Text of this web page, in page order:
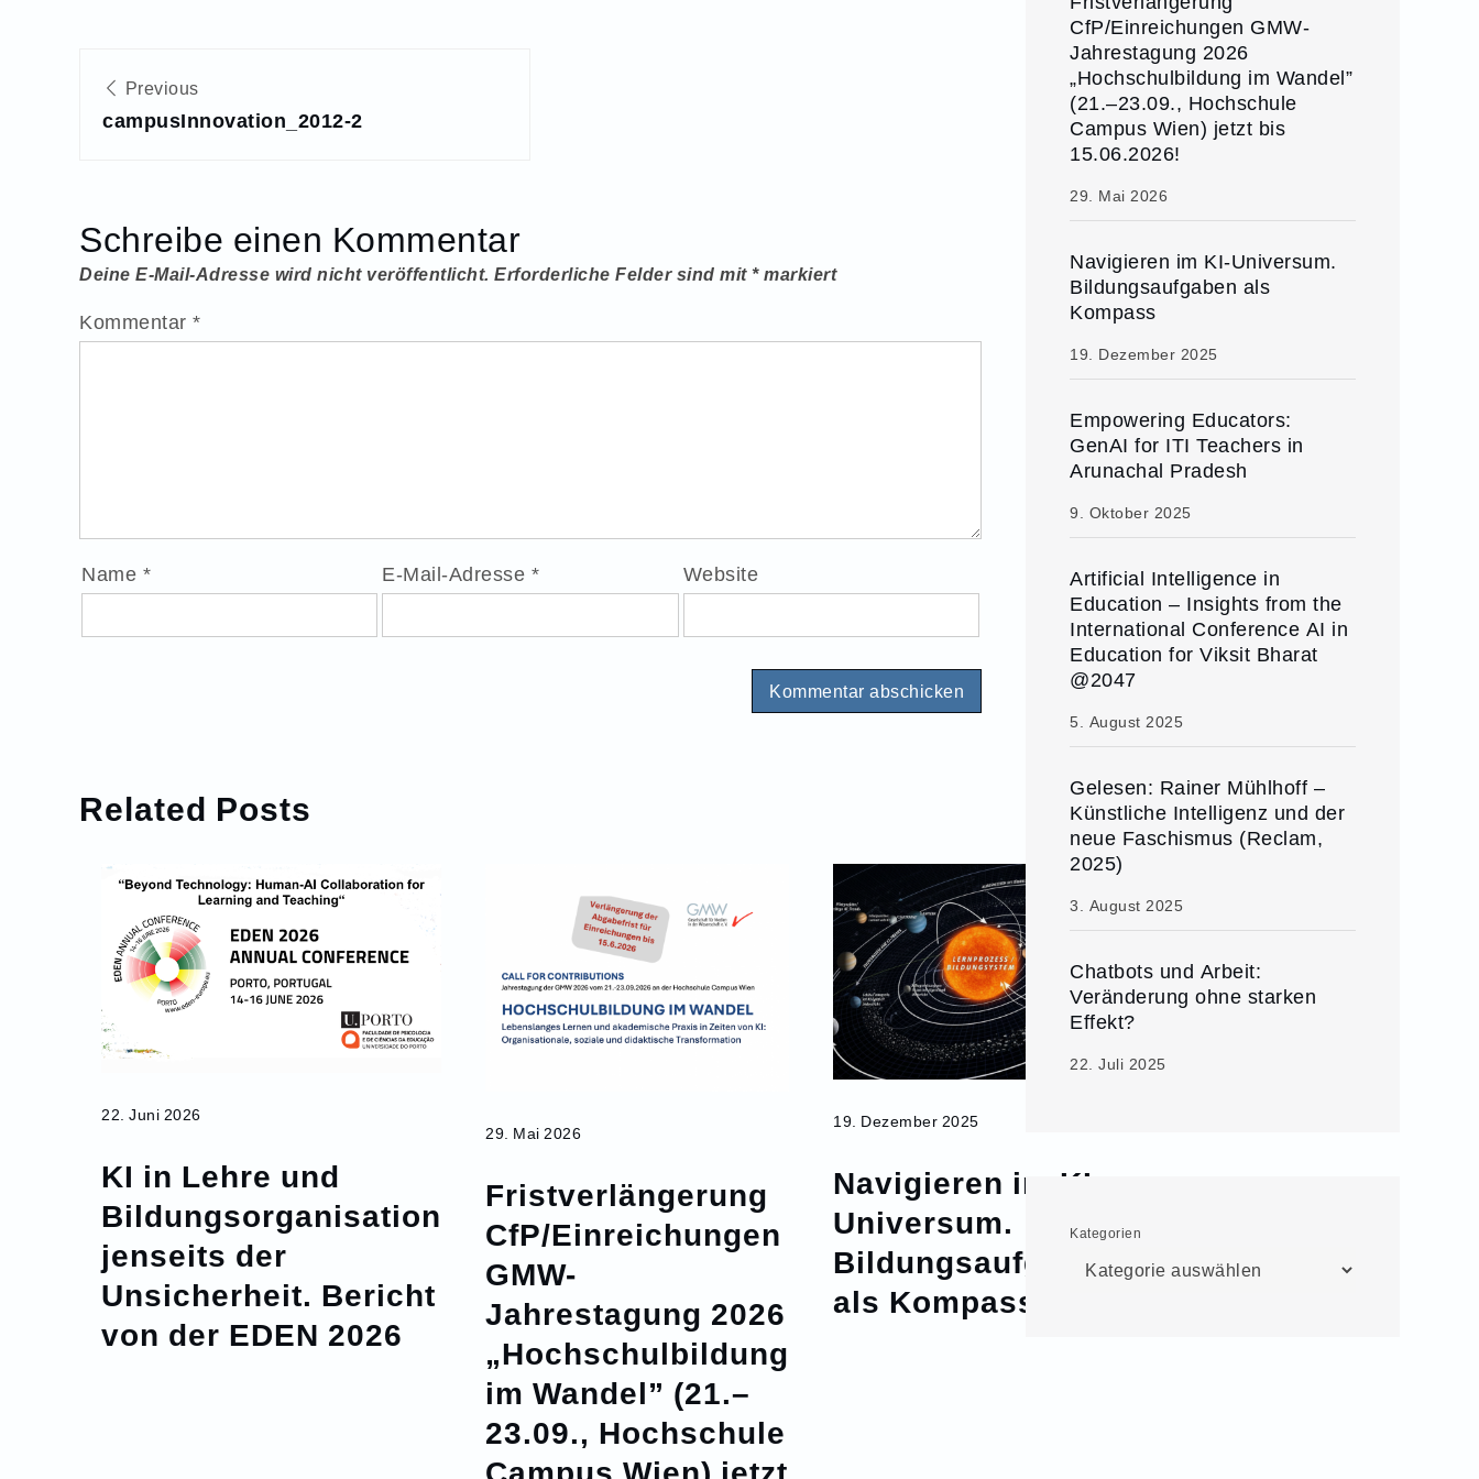
Previous
campusInnovation_2012-2
Schreibe einen Kommentar
Deine E-Mail-Adresse wird nicht veröffentlicht. Erforderliche Felder sind mit *markiert
Kommentar *
Name * E-Mail-Adresse * Website
Related Posts
22. Juni 2026
KI in Lehre und
Bildungsorganisation
jenseits der
Unsicherheit. Bericht
von der EDEN 2026
29. Mai 2026
Fristverlängerung
CfP/Einreichungen
GMW-
Jahrestagung 2026
„Hochschulbildung
im Wandel” (21.–
23.09., Hochschule
19. Dezember 2025
Navigieren im KI-
Universum.
Bildungsaufgaben
als Kompass
CfP/Einreichungen GMW-
Jahrestagung 2026
„Hochschulbildung im Wandel”
(21.–23.09., Hochschule
Campus Wien) jetzt bis
15.06.2026!
29. Mai 2026
Navigieren im KI-Universum.
Bildungsaufgaben als
Kompass
19. Dezember 2025
Empowering Educators:
GenAI for ITI Teachers in
Arunachal Pradesh
9. Oktober 2025
Artificial Intelligence in
Education – Insights from the
International Conference AI in
Education for Viksit Bharat
@2047
5. August 2025
Gelesen: Rainer Mühlhoff –
Künstliche Intelligenz und der
neue Faschismus (Reclam,
2025)
3. August 2025
Chatbots und Arbeit:
Veränderung ohne starken
Effekt?
22. Juli 2025
Kategorien